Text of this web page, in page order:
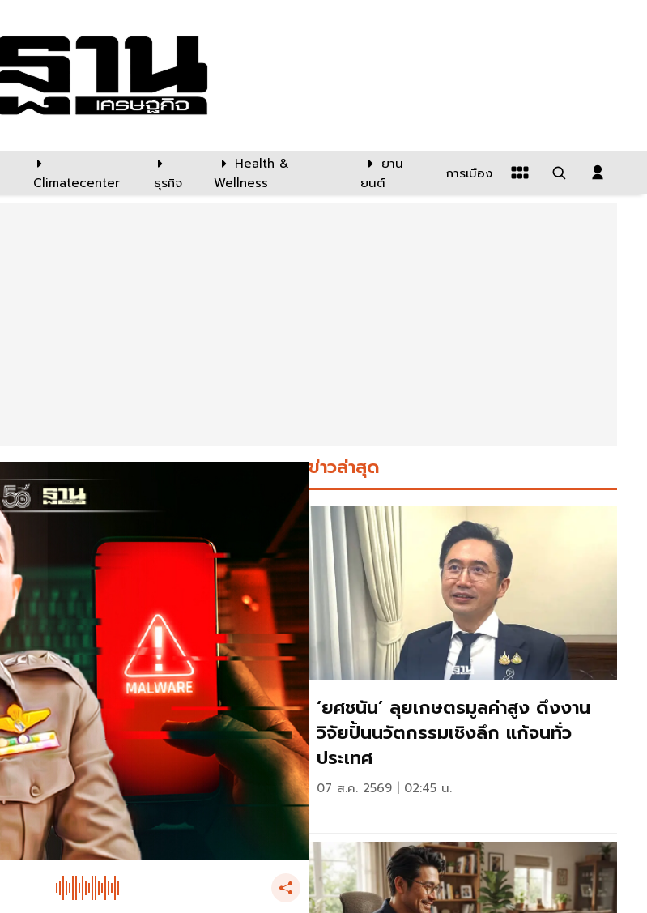
Climatecenter ธุรกิจ
Health &
Wellness
ยาน
ยนต์
การเมือง
ข่าวล่าสุด
‘ยศชนัน’ ลุยเกษตรมูลค่าสูง ดึงงาน
วิจัยปั้นนวัตกรรมเชิงลึก แก้จนทั่ว
ประเทศ
07 ส.ค. 2569 | 02:45 น.